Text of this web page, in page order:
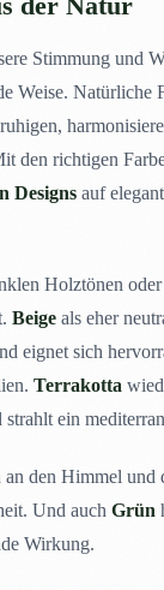
der Natur
Stimmung und
Weise. Natürliche
den richtigen
Designs auf
Holztönen
Beige als eher
eignet sich
Terrakotta
ein
an den Himmel und
Und auch Grün
Wirkung.